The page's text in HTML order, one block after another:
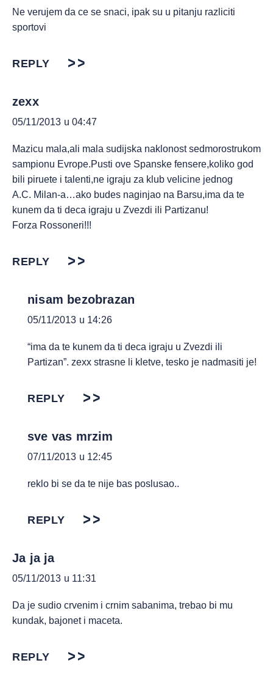
Ne verujem da ce se snaci, ipak su u pitanju razliciti
sportovi
REPLY
zexx
05/11/2013 u 04:47
Mazicu mala,ali mala sudijska naklonost sedmorostrukom
sampionu Evrope.Pusti ove Spanske fensere,koliko god
bili piruete i talenti,ne igraju za klub velicine jednog
A.C. Milan-a…ako budes naginjao na Barsu,ima da te
kunem da ti deca igraju u Zvezdi ili Partizanu!
Forza Rossoneri!!!
REPLY
nisam bezobrazan
05/11/2013 u 14:26
“ima da te kunem da ti deca igraju u Zvezdi ili
Partizan”. zexx strasne li kletve, tesko je nadmasiti je!
REPLY
sve vas mrzim
07/11/2013 u 12:45
reklo bi se da te nije bas poslusao..
REPLY
Ja ja ja
05/11/2013 u 11:31
Da je sudio crvenim i crnim sabanima, trebao bi mu
kundak, bajonet i maceta.
REPLY